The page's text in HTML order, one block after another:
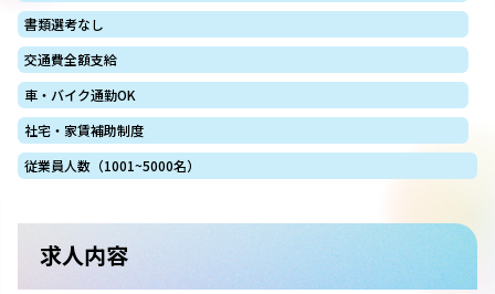
書類選考なし
交通費全額支給
車・バイク通勤OK
社宅・家賃補助制度
従業員人数（1001~5000名）
求人内容